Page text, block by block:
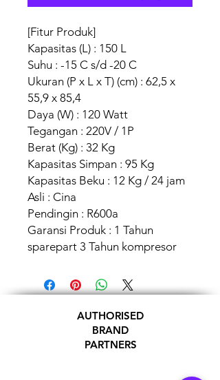
[Fitur Produk]
Kapasitas (L) : 150 L
Suhu : -15 C s/d -20 C
Ukuran (P x L x T) (cm) : 62,5 x
55,9 x 85,4
Daya (W) : 120 Watt
Tegangan : 220V / 1P
Berat (Kg) : 32 Kg
Kapasitas Simpan : 95 Kg
Kapasitas Beku : 12 Kg / 24 jam
Asli : Cina
Pendingin : R600a
Garansi Produk : 1 Tahun
sparepart 3 Tahun kompresor
AUTHORISED
BRAND
PARTNERS